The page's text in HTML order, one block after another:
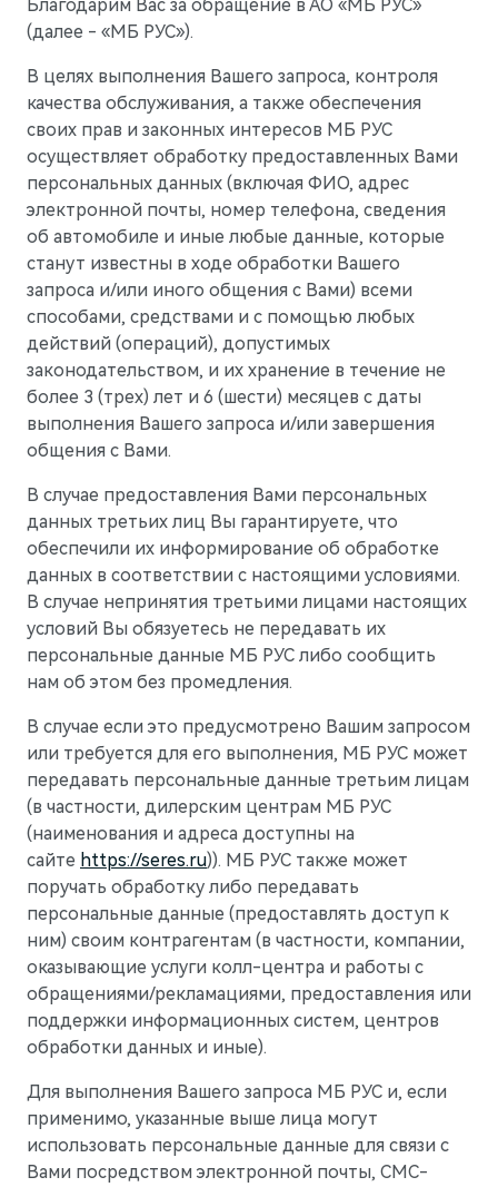
M5 Стильный спортивный кроссовер
M7 Представительский кроссовер
от 6 090 000 ₽
AITO
M5Стильный спортивный кроссовер
Гарантия
АКСЕССУАРЫ
Коллекция
Технические аксессуары
Колеса в сборе
Телематические системы
Системы зарядки
Новости компании
Блогеры о нас
МТС
PlayAuto
Благодарим Вас за обращение в АО «МБ РУС»
(далее - «МБ РУС»).
В целях выполнения Вашего запроса, контроля
качества обслуживания, а также обеспечения
своих прав и законных интересов МБ РУС
осуществляет обработку предоставленных Вами
персональных данных (включая ФИО, адрес
электронной почты, номер телефона, сведения
об автомобиле и иные любые данные, которые
станут известны в ходе обработки Вашего
запроса и/или иного общения с Вами) всеми
способами, средствами и с помощью любых
действий (операций), допустимых
законодательством, и их хранение в течение не
более 3 (трех) лет и 6 (шести) месяцев с даты
выполнения Вашего запроса и/или завершения
общения с Вами.
В случае предоставления Вами персональных
данных третьих лиц Вы гарантируете, что
обеспечили их информирование об обработке
данных в соответствии с настоящими условиями.
В случае непринятия третьими лицами настоящих
условий Вы обязуетесь не передавать их
персональные данные МБ РУС либо сообщить
нам об этом без промедления.
В случае если это предусмотрено Вашим запросом
или требуется для его выполнения, МБ РУС может
передавать персональные данные третьим лицам
(в частности, дилерским центрам МБ РУС
(наименования и адреса доступны на
сайте https://seres.ru)). МБ РУС также может
поручать обработку либо передавать
персональные данные (предоставлять доступ к
ним) своим контрагентам (в частности, компании,
оказывающие услуги колл-центра и работы с
обращениями/рекламациями, предоставления или
поддержки информационных систем, центров
обработки данных и иные).
Для выполнения Вашего запроса МБ РУС и, если
применимо, указанные выше лица могут
использовать персональные данные для связи с
Вами посредством электронной почты, СМС-